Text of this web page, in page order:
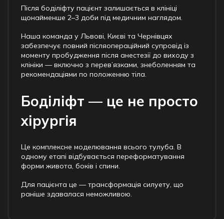
Після боділіфту пацієнт залишається в клініці
щонайменше 2–3 доби під медичним наглядом.
Наша команда у Львові, Києві та Чернівцях
забезпечує повний післяопераційний супровід із
моменту пробудження після анестезії до виходу з
клініки — включно з перев’язками, знеболенням та
рекомендаціями по положенню тіла.
Боділіфт — це не просто
хірургія
Це комплексне моделювання всього тулуба. В
одному етапі відбувається переформатування
форми живота, боків і спини.
Для пацієнта це — трансформація силуету, що
раніше здавалася неможливою.